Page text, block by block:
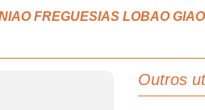
FREGUESIAS LOBAO
Outros